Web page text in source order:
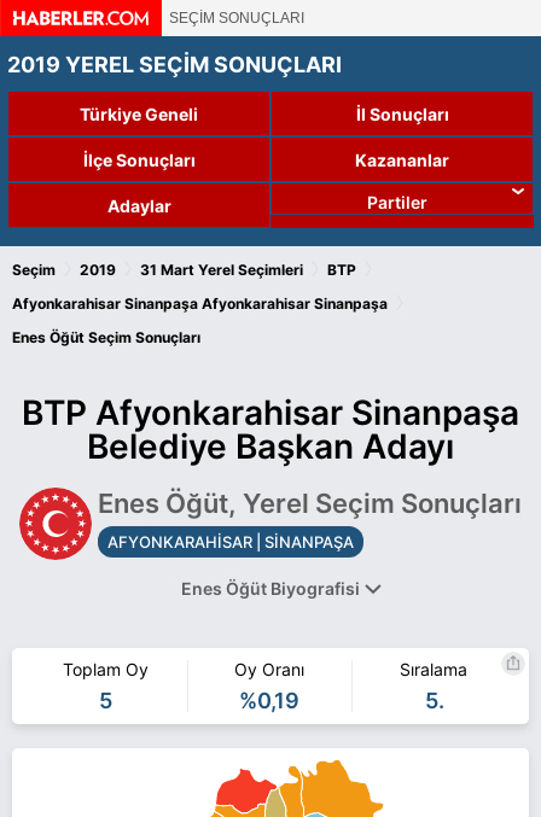
SEÇİM SONUÇLARI
2019 YEREL SEÇİM SONUÇLARI
Türkiye Geneli İl Sonuçları
İlçe Sonuçları Kazananlar
Adaylar Partiler
Seçim 2019 31 Mart Yerel Seçimleri BTP
Afyonkarahisar Sinanpaşa Afyonkarahisar Sinanpaşa
Enes Öğüt Seçim Sonuçları
BTP Afyonkarahisar Sinanpaşa
Belediye Başkan Adayı
Enes Öğüt, Yerel Seçim Sonuçları
AFYONKARAHİSAR | SİNANPAŞA
Enes Öğüt Biyografisi
Enes Öğüt AFYONKARAHİSAR SİNANPAŞA belediye başkan
adayı olarak BTP ile 31 Mart 2019 yerel seçimlerinde yarışıyor.
Enes Öğüt ile ilgili daha fazla bilgi içinEnes Öğüt Haberleri
sayfamızı ziyaret edin.
Toplam Oy
5
Oy Oranı
%0,19
Sıralama
5.